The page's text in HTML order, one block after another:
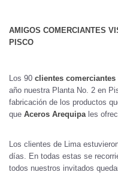
AMIGOS COMERCIANTES
PISCO
Los 90 clientes comerciantes
año nuestra Planta No. 2 en
fabricación de los productos
que Aceros Arequipales
Los clientes de Lima
días. En todas estas se
todos nuestros invitados